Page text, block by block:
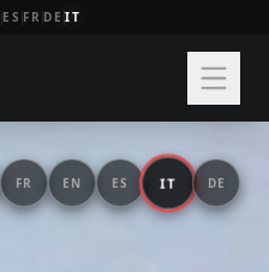
ES FR DE IT
FR EN ES IT DE